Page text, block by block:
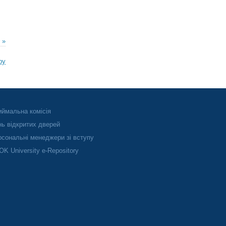
»
комісія
відкритих дверей
менеджери зі вступу
University e-Repository